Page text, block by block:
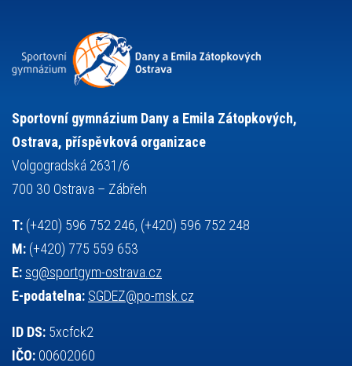
snowboarding
sportovní gymnastika sportovní lezení
stolní tenis střelba
teorie sportovní přípravy
tělesná výchova
událost
volejbal
vybavení vysvědčení vzpírání
výuka všesportovní výcvikový kurz
základy společenských věd
Sportovní gymnázium Dany a Emila Zátopkových,
Ostrava, příspěvková organizace
Volgogradská 2631/6
700 30 Ostrava – Zábřeh
T: (+420) 596 752 246, (+420) 596 752 248
M: (+420) 775 559 653
E: sg@sportgym-ostrava.cz
E-podatelna: SGDEZ@po-msk.cz
ID DS: 5xcfck2
IČO: 00602060